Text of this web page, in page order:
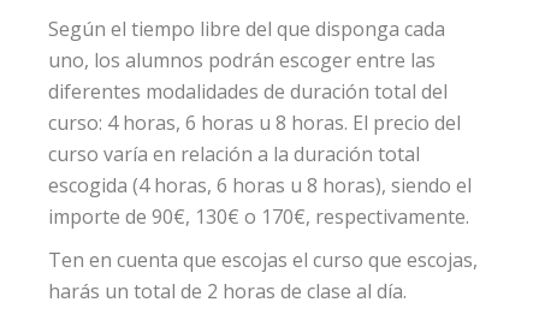
Según el tiempo libre del que disponga cada
uno, los alumnos podrán escoger entre las
diferentes modalidades de duración total del
curso: 4 horas, 6 horas u 8 horas. El precio del
curso varía en relación a la duración total
escogida (4 horas, 6 horas u 8 horas), siendo el
importe de 90€, 130€ o 170€, respectivamente.
Ten en cuenta que escojas el curso que escojas,
harás un total de 2 horas de clase al día.